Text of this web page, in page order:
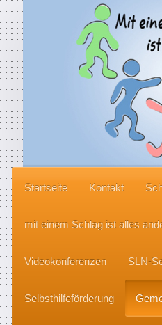
Startseite Kontakt
mit einem Schlag ist alles
Videokonferenzen SLN-
Selbsthilfeförderung